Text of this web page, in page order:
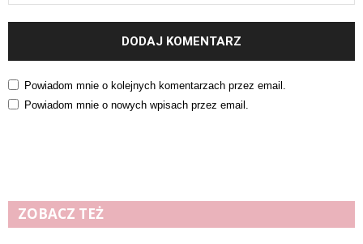
Powiadom mnie o kolejnych komentarzach przez email.
Powiadom mnie o nowych wpisach przez email.
ZOBACZ TEŻ